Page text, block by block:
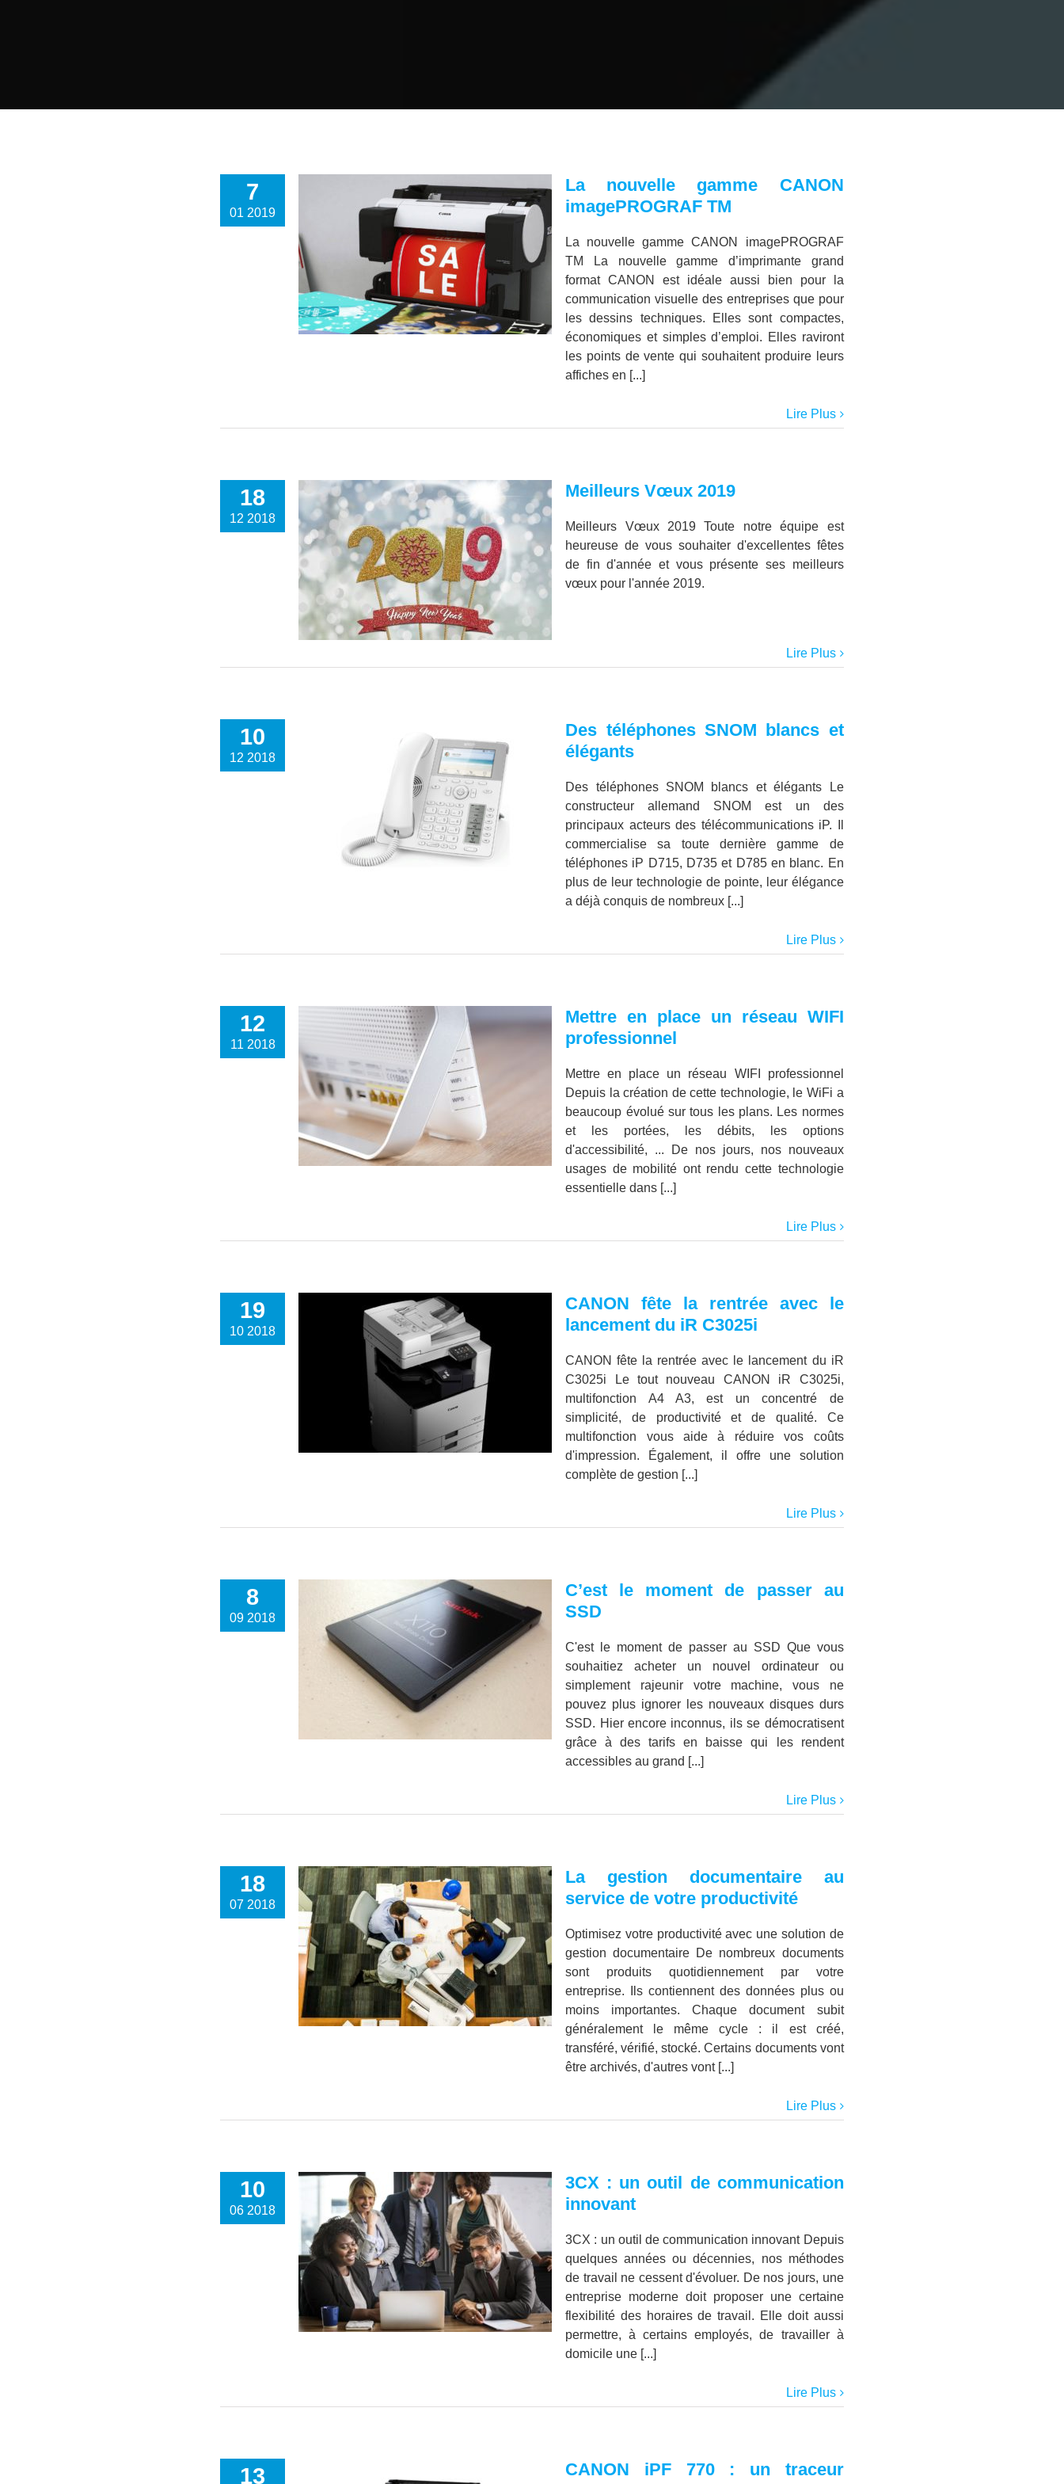
7
01 2019
La nouvelle gamme CANON
imagePROGRAF TM
La nouvelle gamme CANON imagePROGRAF
TM La nouvelle gamme d’imprimante grand
format CANON est idéale aussi bien pour la
communication visuelle des entreprises que pour
les dessins techniques. Elles sont compactes,
économiques et simples d’emploi. Elles raviront
les points de vente qui souhaitent produire leurs
affiches en [...]
Lire Plus
18
12 2018
Meilleurs Vœux 2019
Meilleurs Vœux 2019 Toute notre équipe est
heureuse de vous souhaiter d'excellentes fêtes
de fin d'année et vous présente ses meilleurs
vœux pour l'année 2019.
Lire Plus
10
12 2018
Des téléphones SNOM blancs et
élégants
Des téléphones SNOM blancs et élégants Le
constructeur allemand SNOM est un des
principaux acteurs des télécommunications iP. Il
commercialise sa toute dernière gamme de
téléphones iP D715, D735 et D785 en blanc. En
plus de leur technologie de pointe, leur élégance
a déjà conquis de nombreux [...]
Lire Plus
12
11 2018
Mettre en place un réseau WIFI
professionnel
Mettre en place un réseau WIFI professionnel
Depuis la création de cette technologie, le WiFi a
beaucoup évolué sur tous les plans. Les normes
et les portées, les débits, les options
d'accessibilité, ... De nos jours, nos nouveaux
usages de mobilité ont rendu cette technologie
essentielle dans [...]
Lire Plus
19
10 2018
CANON fête la rentrée avec le
lancement du iR C3025i
CANON fête la rentrée avec le lancement du iR
C3025i Le tout nouveau CANON iR C3025i,
multifonction A4 A3, est un concentré de
simplicité, de productivité et de qualité. Ce
multifonction vous aide à réduire vos coûts
d'impression. Également, il offre une solution
complète de gestion [...]
Lire Plus
8
09 2018
C’est le moment de passer au
SSD
C'est le moment de passer au SSD Que vous
souhaitiez acheter un nouvel ordinateur ou
simplement rajeunir votre machine, vous ne
pouvez plus ignorer les nouveaux disques durs
SSD. Hier encore inconnus, ils se démocratisent
grâce à des tarifs en baisse qui les rendent
accessibles au grand [...]
Lire Plus
18
07 2018
La gestion documentaire au
service de votre productivité
Optimisez votre productivité avec une solution de
gestion documentaire De nombreux documents
sont produits quotidiennement par votre
entreprise. Ils contiennent des données plus ou
moins importantes. Chaque document subit
généralement le même cycle : il est créé,
transféré, vérifié, stocké. Certains documents vont
être archivés, d'autres vont [...]
Lire Plus
10
06 2018
3CX : un outil de communication
innovant
3CX : un outil de communication innovant Depuis
quelques années ou décennies, nos méthodes
de travail ne cessent d'évoluer. De nos jours, une
entreprise moderne doit proposer une certaine
flexibilité des horaires de travail. Elle doit aussi
permettre, à certains employés, de travailler à
domicile une [...]
Lire Plus
13
CANON iPF 770 : un traceur